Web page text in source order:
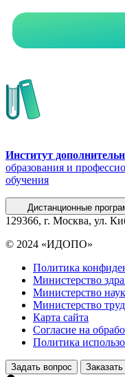
Институт
образования и
обучения
Дистанционные
129366, г. Москва, ул.
© 2024 «ИДОПО»
Политика
Министерство
Министерство
Министерство
Карта сайта
Согласие на
Политика
Задать вопрос